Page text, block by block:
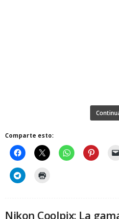
Comparte esto:
Nikon Coolpix: La